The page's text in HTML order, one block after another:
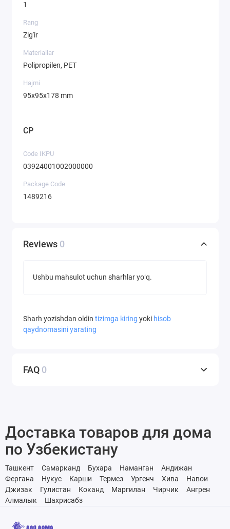
1
Rang
Zig'ir
Materiallar
Polipropilen, PET
Hajmi
95х95х178 mm
CP
Code IKPU
03924001002000000
Package Code
1489216
Reviews 0
Ushbu mahsulot uchun sharhlar yoʻq.
Sharh yozishdan oldin tizimga kiring yoki hisob
qaydnomasini yarating
FAQ 0
Доставка товаров для дома
по Узбекистану
Ташкент Самарканд Бухара Наманган
Андижан
Фергана
Нукус Карши Термез Ургенч Хива
Навои
Джизак
Гулистан Коканд Маргилан Чирчик
Ангрен
Алмалык
Шахрисабз